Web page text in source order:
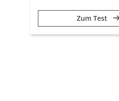
Zum Test